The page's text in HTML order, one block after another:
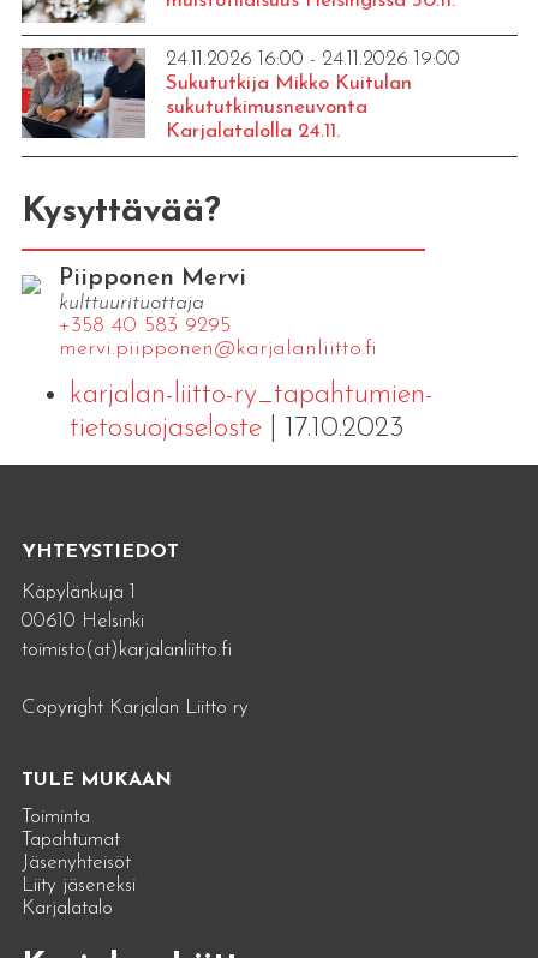
24.11.2026 16:00 - 24.11.2026 19:00
Sukututkija Mikko Kuitulan
sukututkimusneuvonta
Karjalatalolla 24.11.
Kysyttävää?
Piipponen Mervi
kulttuurituottaja
+358 40 583 9295
mervi.​piipponen@​kar​jala​nlii​tto.​fi
karjalan-liitto-ry_tapahtumien-
tietosuojaseloste| 17.10.2023
YHTEYSTIEDOT
Käpylänkuja 1
00610 Helsinki
toimisto(at)karjalanliitto.fi
Copyright Karjalan Liitto ry
TULE MUKAAN
Toiminta
Tapahtumat
Jäsenyhteisöt
Liity jäseneksi
Karjalatalo